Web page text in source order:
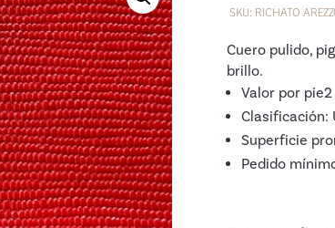
SKU: RICHATO
Cuero pulido,
brillo.
Valor por pie2
Clasificación:
Superficie
Pedido